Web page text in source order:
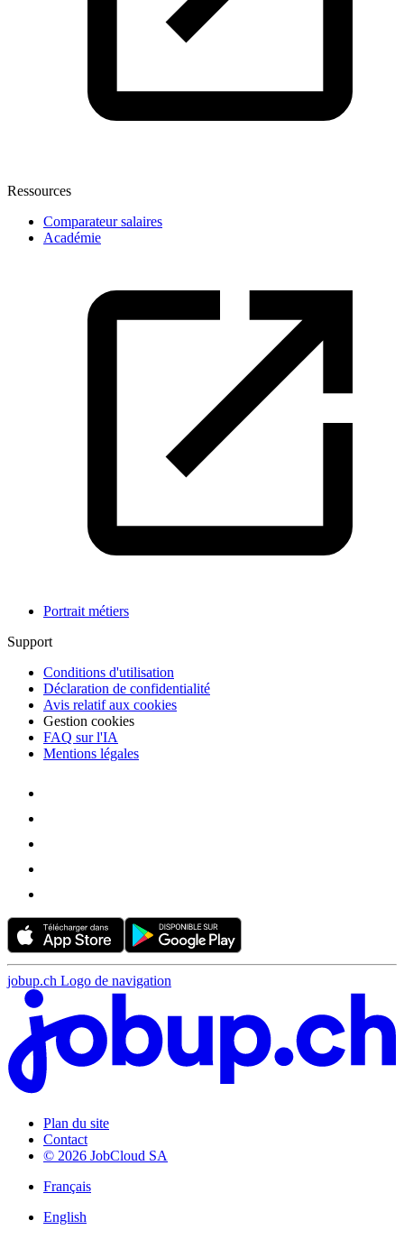
Ressources
Comparateur salaires
Académie
Portrait métiers
Support
Conditions d'utilisation
Déclaration de confidentialité
Avis relatif aux cookies
Gestion cookies
FAQ sur l'IA
Mentions légales
jobup.ch Logo de navigation
Plan du site
Contact
© 2026 JobCloud SA
Français
English